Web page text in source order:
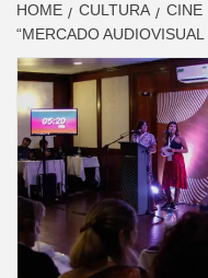
HOME CULTURA CINE
“MERCADO